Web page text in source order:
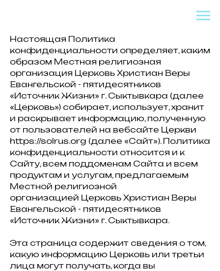
Настоящая Политика
конфиденциальности определяет, каким
образом Местная религиозная
организация Церковь Христиан Веры
Евангельской - пятидесятников
«Источник Жизни» г. Сыктывкара (далее
«Церковь») собирает, использует, хранит
и раскрывает информацию, полученную
от пользователей на вебсайте Церкви
https://solrus.org (далее «Сайт»). Политика
конфиденциальности относится и к
Сайту, всем поддоменам Сайта и всем
продуктам и услугам, предлагаемым
Местной религиозной
организацией Церковь Христиан Веры
Евангельской - пятидесятников
«Источник Жизни» г. Сыктывкара.
Эта страница содержит сведения о том,
какую информацию Церковь или третьи
лица могут получать, когда вы